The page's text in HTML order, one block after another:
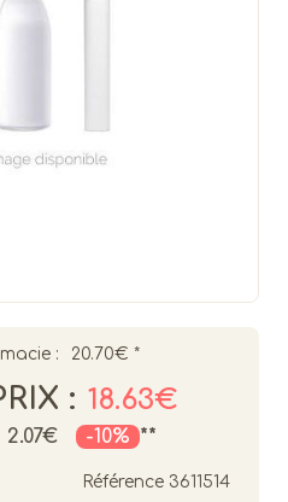
: 20.70€ *
: 18.63€
2.07€ -10% **
Référence 3611514